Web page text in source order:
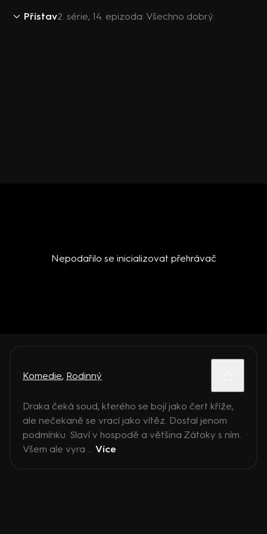
Přístav2. série, 14. epizoda: Všechno dobrý
Nepodařilo se inicializovat přehrávač
Komedie, Rodinný
Draka čeká soud, kterého se bojí jako čert kříže,
ale nečekaně se vrací jako vítěz. Dostal jenom
podmínku. Slaví v hospodě a většina Zátoky s ním.
Všem ale vyra ... Více